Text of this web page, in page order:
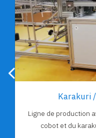
Karakuri
Ligne de production
cobot et du